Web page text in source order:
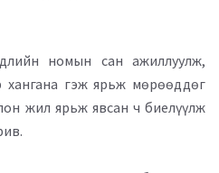
номын сан ажиллуулж,
хангана гэж ярьж мөрөөддөг
жил ярьж явсан ч биелүүлж